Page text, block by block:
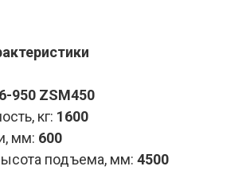
950 ZSM450
кг: 1600
мм: 600
подъема, мм: 4500